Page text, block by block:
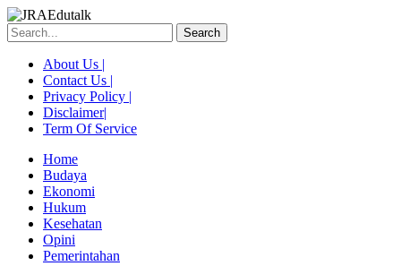
Skip
to
content
Search
About Us |
Contact Us |
Privacy Policy |
Disclaimer|
Term Of Service
Home
Budaya
Ekonomi
Hukum
Kesehatan
Opini
Pemerintahan